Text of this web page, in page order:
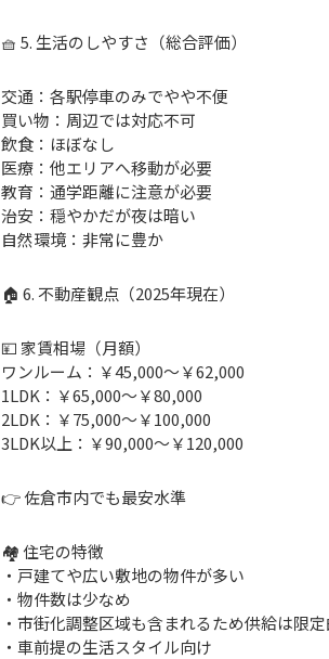
🧺 5. 生活のしやすさ（総合評価）
交通：各駅停車のみでやや不便
買い物：周辺では対応不可
飲食：ほぼなし
医療：他エリアへ移動が必要
教育：通学距離に注意が必要
治安：穏やかだが夜は暗い
自然環境：非常に豊か
🏠 6. 不動産観点（2025年現在）
💴 家賃相場（月額）
ワンルーム：￥45,000〜￥62,000
1LDK：￥65,000〜￥80,000
2LDK：￥75,000〜￥100,000
3LDK以上：￥90,000〜￥120,000
👉 佐倉市内でも最安水準
🏘 住宅の特徴
・戸建てや広い敷地の物件が多い
・物件数は少なめ
・市街化調整区域も含まれるため供給は限
・車前提の生活スタイル向け